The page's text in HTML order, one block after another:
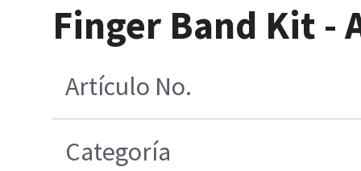
Finger Band Kit -
Artículo No.
Categoría